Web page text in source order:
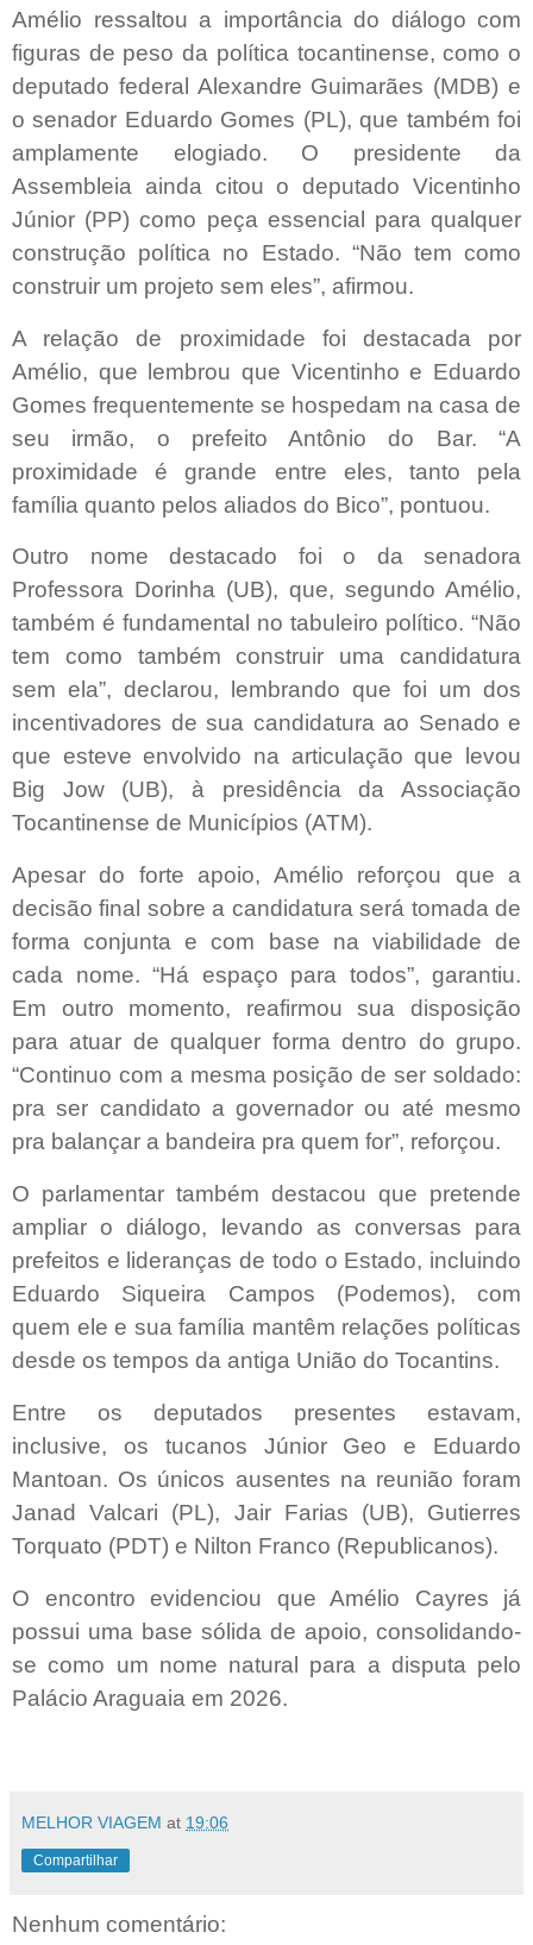
Amélio ressaltou a importância do diálogo com
figuras de peso da política tocantinense, como o
deputado federal Alexandre Guimarães (MDB) e
o senador Eduardo Gomes (PL), que também foi
amplamente elogiado. O presidente da
Assembleia ainda citou o deputado Vicentinho
Júnior (PP) como peça essencial para qualquer
construção política no Estado. “Não tem como
construir um projeto sem eles”, afirmou.
A relação de proximidade foi destacada por
Amélio, que lembrou que Vicentinho e Eduardo
Gomes frequentemente se hospedam na casa de
seu irmão, o prefeito Antônio do Bar. “A
proximidade é grande entre eles, tanto pela
família quanto pelos aliados do Bico”, pontuou.
Outro nome destacado foi o da senadora
Professora Dorinha (UB), que, segundo Amélio,
também é fundamental no tabuleiro político. “Não
tem como também construir uma candidatura
sem ela”, declarou, lembrando que foi um dos
incentivadores de sua candidatura ao Senado e
que esteve envolvido na articulação que levou
Big Jow (UB), à presidência da Associação
Tocantinense de Municípios (ATM).
Apesar do forte apoio, Amélio reforçou que a
decisão final sobre a candidatura será tomada de
forma conjunta e com base na viabilidade de
cada nome. “Há espaço para todos”, garantiu.
Em outro momento, reafirmou sua disposição
para atuar de qualquer forma dentro do grupo.
“Continuo com a mesma posição de ser soldado:
pra ser candidato a governador ou até mesmo
pra balançar a bandeira pra quem for”, reforçou.
O parlamentar também destacou que pretende
ampliar o diálogo, levando as conversas para
prefeitos e lideranças de todo o Estado, incluindo
Eduardo Siqueira Campos (Podemos), com
quem ele e sua família mantêm relações políticas
desde os tempos da antiga União do Tocantins.
Entre os deputados presentes estavam,
inclusive, os tucanos Júnior Geo e Eduardo
Mantoan. Os únicos ausentes na reunião foram
Janad Valcari (PL), Jair Farias (UB), Gutierres
Torquato (PDT) e Nilton Franco (Republicanos).
O encontro evidenciou que Amélio Cayres já
possui uma base sólida de apoio, consolidando-
se como um nome natural para a disputa pelo
Palácio Araguaia em 2026.
MELHOR VIAGEM at 19:06
Compartilhar
Nenhum comentário: